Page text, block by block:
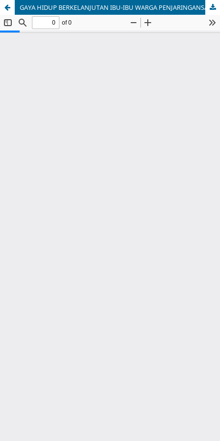
GAYA HIDUP BERKELANJUTAN IBU-IBU WARGA PENJARINGANSARI RUNGKUT, SURABAYA